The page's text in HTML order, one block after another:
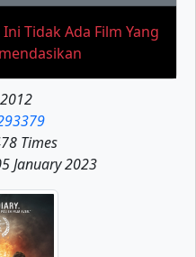
Tidak Ada Film Yang
Times
January 2023